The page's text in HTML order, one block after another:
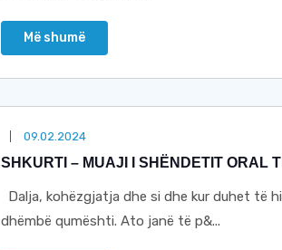
Më shumë
09.02.2024
SHKURTI – MUAJI I SHËNDETIT ORAL
Dalja, kohëzgjatja dhe si dhe kur duhet të
dhëmbë qumështi. Ato janë të p&...